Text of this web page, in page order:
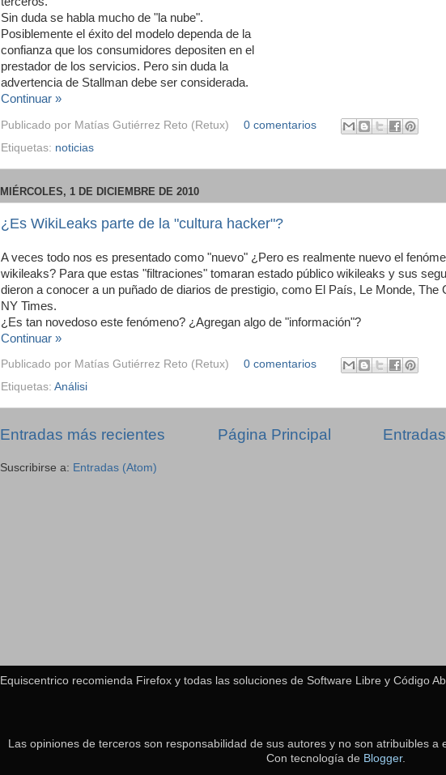
Sin duda se habla mucho de "la nube".
Posiblemente el éxito del modelo dependa de la
confianza que los consumidores depositen en el
prestador de los servicios. Pero sin duda la
advertencia de Stallman debe ser considerada.
Continuar »
Publicado por Matías Gutiérrez Reto (Retux)
0 comentarios
Etiquetas: noticias
MIÉRCOLES, 1 DE DICIEMBRE DE 2010
¿Es WikiLeaks parte de la "cultura hacker"?
A veces todo nos es presentado como "nuevo" ¿Pero es realmente nuevo el
wikileaks? Para que estas "filtraciones" tomaran estado público wikileaks y sus
dieron a conocer a un puñado de diarios de prestigio, como El País, Le Monde, The
NY Times.
¿Es tan novedoso este fenómeno? ¿Agregan algo de "información"?
Continuar »
Publicado por Matías Gutiérrez Reto (Retux)
0 comentarios
Etiquetas: Análisi
Entradas más recientes Página Principal
Suscribirse a: Entradas (Atom)
Equiscentrico recomienda Firefox y todas las soluciones de Software Libre y Código
Las opiniones de terceros son responsabilidad de sus autores y no son atribuibles a
Con tecnología de Blogger.